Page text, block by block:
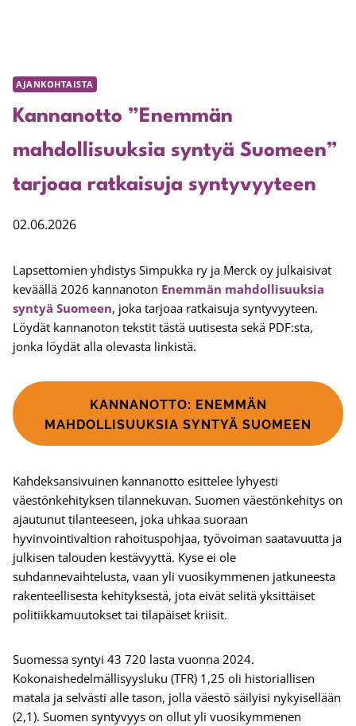
AJANKOHTAISTA
Kannanotto ”Enemmän
mahdollisuuksia syntyä Suomeen”
tarjoaa ratkaisuja syntyvyyteen
02.06.2026
Lapsettomien yhdistys Simpukka ry ja Merck oy julkaisivat
keväällä 2026 kannanoton Enemmän mahdollisuuksia
syntyä Suomeen, joka tarjoaa ratkaisuja syntyvyyteen.
Löydät kannanoton tekstit tästä uutisesta sekä PDF:sta,
jonka löydät alla olevasta linkistä.
KANNANOTTO: ENEMMÄN
MAHDOLLISUUKSIA SYNTYÄ SUOMEEN
Kahdeksansivuinen kannanotto esittelee lyhyesti
väestönkehityksen tilannekuvan. Suomen väestönkehitys on
ajautunut tilanteeseen, joka uhkaa suoraan
hyvinvointivaltion rahoituspohjaa, työvoiman saatavuutta ja
julkisen talouden kestävyyttä. Kyse ei ole
suhdannevaihtelusta, vaan yli vuosikymmenen jatkuneesta
rakenteellisesta kehityksestä, jota eivät selitä yksittäiset
politiikkamuutokset tai tilapäiset kriisit.
Suomessa syntyi 43 720 lasta vuonna 2024.
Kokonaishedelmällisyysluku (TFR) 1,25 oli historiallisen
matala ja selvästi alle tason, jolla väestö säilyisi nykyisellään
(2,1). Suomen syntyvyys on ollut yli vuosikymmenen